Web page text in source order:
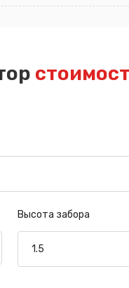
Высота забора